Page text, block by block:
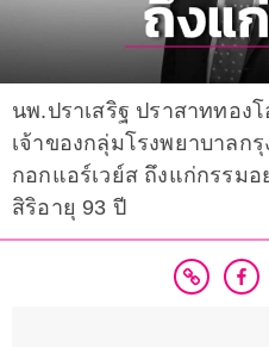
นพ.ปราเสริฐ ปราสาททอง
เจ้าของกลุ่มโรงพยาบาลก
กอกแอร์เวย์ส ถึงแก่กรรม
สิริอายุ 93 ปี